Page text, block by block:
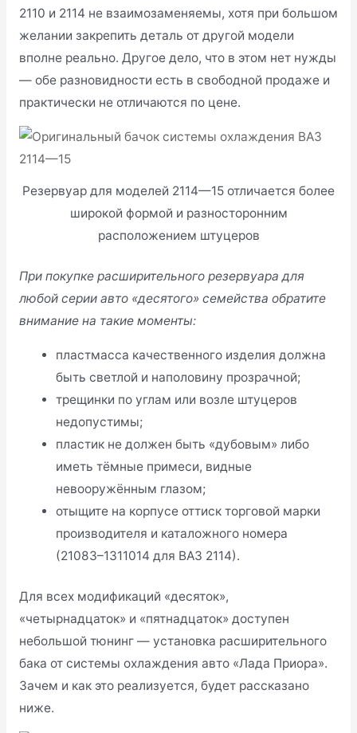
2110 и 2114 не взаимозаменяемы, хотя при большом
желании закрепить деталь от другой модели
вполне реально. Другое дело, что в этом нет нужды
— обе разновидности есть в свободной продаже и
практически не отличаются по цене.
Резервуар для моделей 2114—15 отличается более
широкой формой и разносторонним
расположением штуцеров
При покупке расширительного резервуара для
любой серии авто «десятого» семейства обратите
внимание на такие моменты:
пластмасса качественного изделия должна
быть светлой и наполовину прозрачной;
трещинки по углам или возле штуцеров
недопустимы;
пластик не должен быть «дубовым» либо
иметь тёмные примеси, видные
невооружённым глазом;
отыщите на корпусе оттиск торговой марки
производителя и каталожного номера
(21083–1311014 для ВАЗ 2114).
Для всех модификаций «десяток»,
«четырнадцаток» и «пятнадцаток» доступен
небольшой тюнинг — установка расширительного
бака от системы охлаждения авто «Лада Приора».
Зачем и как это реализуется, будет рассказано
ниже.